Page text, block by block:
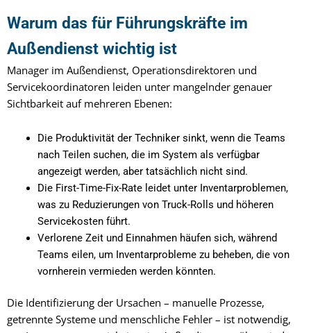
Warum das für Führungskräfte im
Außendienst wichtig ist
Manager im Außendienst, Operationsdirektoren und
Servicekoordinatoren leiden unter mangelnder genauer
Sichtbarkeit auf mehreren Ebenen:
Die Produktivität der Techniker sinkt, wenn die Teams
nach Teilen suchen, die im System als verfügbar
angezeigt werden, aber tatsächlich nicht sind.
Die First-Time-Fix-Rate leidet unter Inventarproblemen,
was zu Reduzierungen von Truck-Rolls und höheren
Servicekosten führt.
Verlorene Zeit und Einnahmen häufen sich, während
Teams eilen, um Inventarprobleme zu beheben, die von
vornherein vermieden werden könnten.
Die Identifizierung der Ursachen – manuelle Prozesse,
getrennte Systeme und menschliche Fehler – ist notwendig,